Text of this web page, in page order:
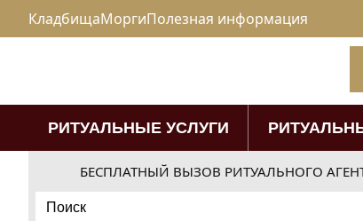
КладбищаМоргиПолезная информация
РИТУАЛЬНЫЕ УСЛУГИ
БЕСПЛАТНЫЙ ВЫЗОВ РИТУАЛЬНОГО
for: